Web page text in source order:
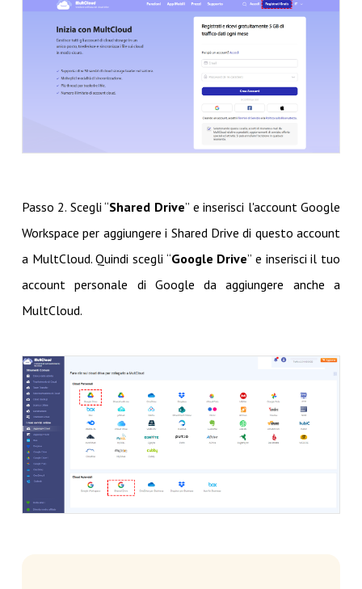
Passo 2. Scegli “Shared Drive” e inserisci l'account Google
Workspace per aggiungere i Shared Drive di questo account
a MultCloud. Quindi scegli “Google Drive” e inserisci il tuo
account personale di Google da aggiungere anche a
MultCloud.